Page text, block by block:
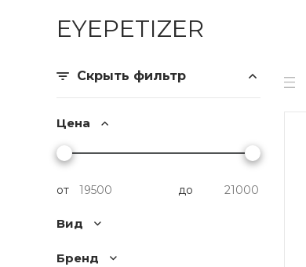
EYEPETIZER
Скрыть фильтр
Цена
от до
Вид
Бренд